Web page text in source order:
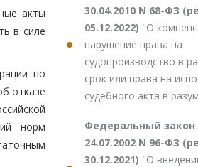
акты
в силе
по
отказе
норм
30.04.2010 N 68-ФЗ
05.12.2022) "О
нарушение права на
судопроизводство в
срок или права на
судебного акта в
Федеральный закон
24.07.2002 N 96-ФЗ
30.12.2021) "О